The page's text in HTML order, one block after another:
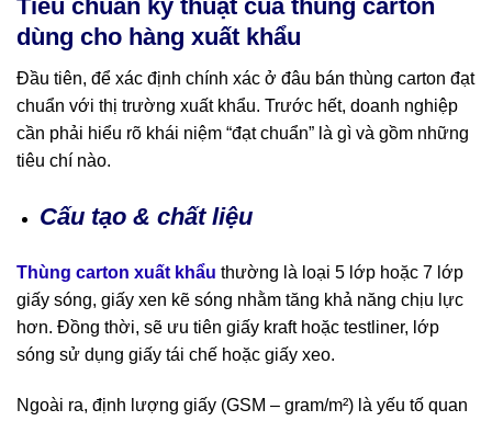
Tiêu chuẩn kỹ thuật của thùng carton
dùng cho hàng xuất khẩu
Đầu tiên, để xác định chính xác ở đâu bán thùng carton đạt
chuẩn với thị trường xuất khẩu. Trước hết, doanh nghiệp
cần phải hiểu rõ khái niệm “đạt chuẩn” là gì và gồm những
tiêu chí nào.
Cấu tạo & chất liệu
Thùng carton xuất khẩu thường là loại 5 lớp hoặc 7 lớp
giấy sóng, giấy xen kẽ sóng nhằm tăng khả năng chịu lực
hơn. Đồng thời, sẽ ưu tiên giấy kraft hoặc testliner, lớp
sóng sử dụng giấy tái chế hoặc giấy xeo.
Ngoài ra, định lượng giấy (GSM – gram/m²) là yếu tố quan